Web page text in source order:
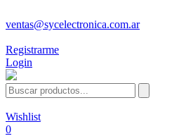
ventas@sycelectronica.com.ar
Registrarme
Login
Wishlist
0